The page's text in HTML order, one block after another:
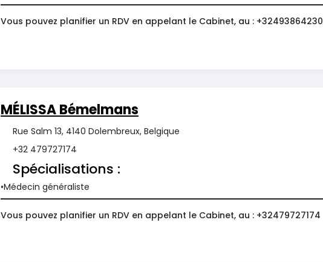
Vous pouvez planifier un RDV en appelant le Cabinet, au : +32493864230
MÉLISSA Bémelmans
Rue Salm 13, 4140 Dolembreux, Belgique
+32 479727174
Spécialisations :
Médecin généraliste
Vous pouvez planifier un RDV en appelant le Cabinet, au : +32479727174